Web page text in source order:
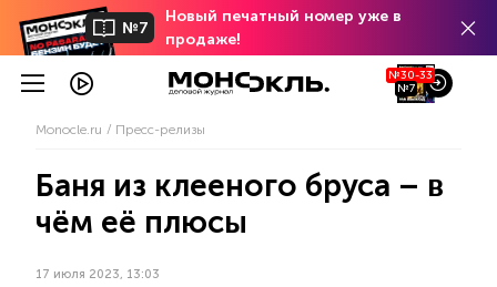
№7
Новый печатный номер уже в
продаже!
№30-33
№7
Monocle.ru Пресс-релизы
Баня из клееного бруса – в
чём её плюсы
17 июля 2023, 13:03